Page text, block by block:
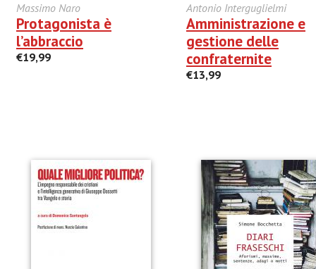
Massimo Naro
Protagonista è
l’abbraccio
€19,99
Antonio Interguglielmi
Amministrazione e
gestione delle
confraternite
€13,99